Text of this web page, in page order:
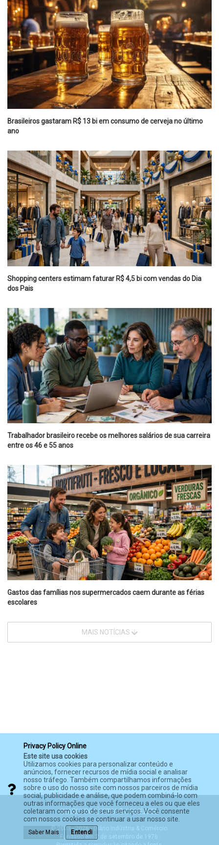
Brasileiros gastaram R$ 13 bi em consumo de cerveja no último
ano
Shopping centers estimam faturar R$ 4,5 bi com vendas do Dia
dos Pais
Trabalhador brasileiro recebe os melhores salários de sua carreira
entre os 46 e 55 anos
Gastos das famílias nos supermercados caem durante as férias
escolares
MAIS NOTÍCIAS
© 2003 - 2026 - Diário Indústria & Comércio.
Fundado em 2 de setembro de 1976.
Privacy Policy Online
Este site usa cookies
Utilizamos cookies para personalizar conteúdo e
anúncios, fornecer recursos de mídia social e analisar
nosso tráfego. Também compartilhamos informações
sobre o uso do nosso site com nossos parceiros de mídia
social, publicidade e análise, que podem combiná-lo com
outras informações que você forneceu a eles ou que eles
coletaram com o uso de seus serviços. Você consente
com nossos cookies se continuar a usar nosso site.
Saber Mais Entendi